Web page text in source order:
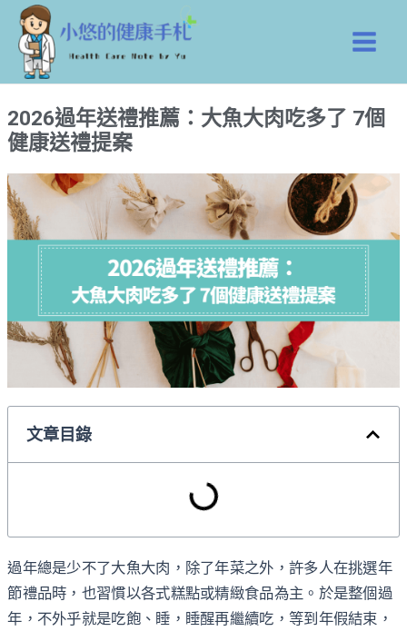
要
內
容
Menu
2026過年送禮推薦：大魚大肉吃多了 7個
健康送禮提案
文章目錄
過年總是少不了大魚大肉，除了年菜之外，許多人在挑選年
節禮品時，也習慣以各式糕點或精緻食品為主。於是整個過
年，不外乎就是吃飽、睡，睡醒再繼續吃，等到年假結束，